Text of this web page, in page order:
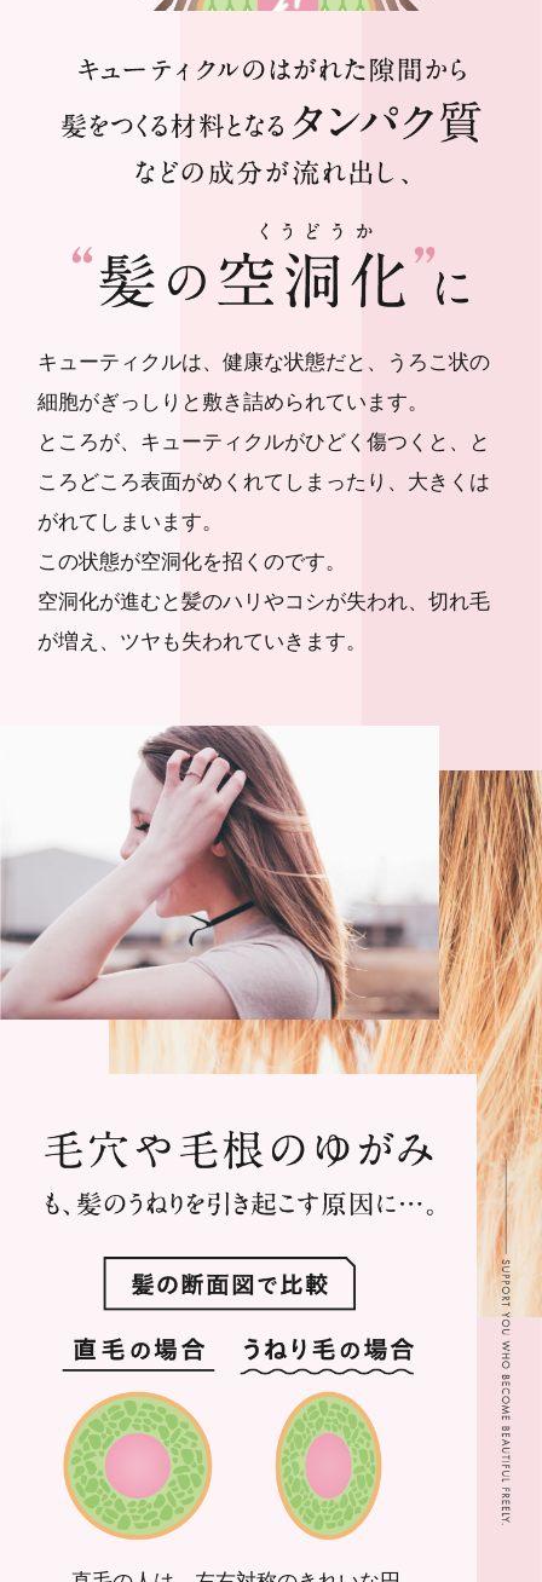
キューティクルは、健康な状態だと、うろこ状の
細胞がぎっしりと敷き詰められています。
ところが、キューティクルがひどく傷つくと、と
ころどころ表面がめくれてしまったり、大きくは
がれてしまいます。
この状態が空洞化を招くのです。
空洞化が進むと髪のハリやコシが失われ、切れ毛
が増え、ツヤも失われていきます。